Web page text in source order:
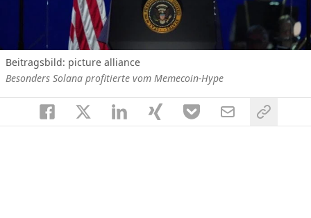
Beitragsbild: picture alliance
Besonders Solana profitierte vom Memecoin-Hype